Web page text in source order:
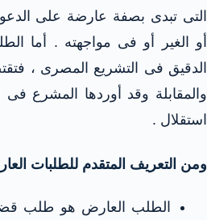
التى تبدى بصفة عارضة على
أو الغير أو فى مواجهته . أما
الدقيق فى التشريع المصرى ،
استقلال .
ومن التعريف المتقدم للطلبات
الطلب العارض هو طلب